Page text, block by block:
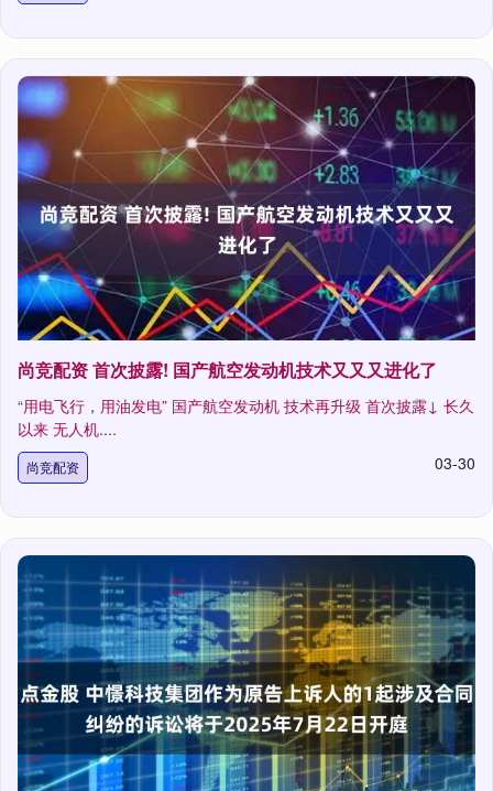
尚竞配资 首次披露! 国产航空发动机技术又又又进化了
“用电飞行，用油发电” 国产航空发动机 技术再升级 首次披露↓ 长久
以来 无人机....
尚竞配资 03-30